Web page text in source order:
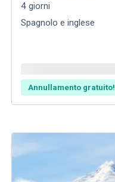
4 giorni
Spagnolo e inglese
Annullamento gratuito!